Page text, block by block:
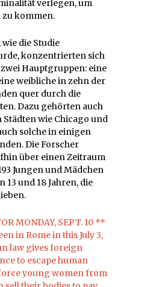
verlegen, um
zu kommen.
die Studie
konzentrierten sich
Hauptgruppen: eine
weibliche in zehn der
quer durch die
Dazu gehörten auch
wie Chicago und
solche in einigen
Die Forscher
über einen Zeitraum
Jungen und Mädchen
13 und 18 Jahren, die